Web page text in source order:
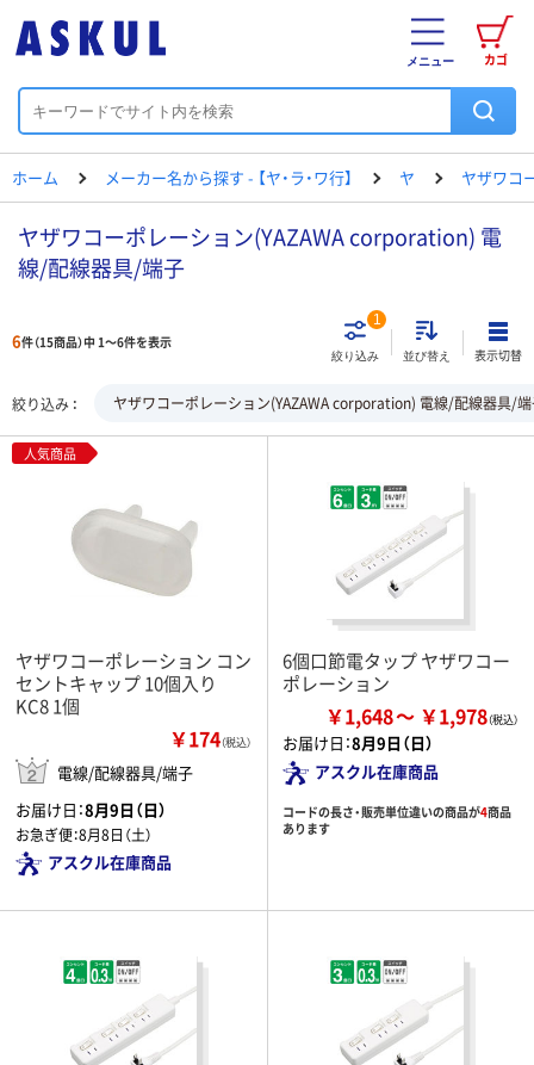
カゴ
メニュー
ホーム メーカー名から探す - 【ヤ・ラ・ワ行】 ヤ ヤザワコ
ヤザワコーポレーション(YAZAWA corporation) 電
線/配線器具/端子
6件（15商品）中 1～6件を表示
絞り込み
1
並び替え 表示切替
絞り込み ヤザワコーポレーション(YAZAWA corporation) 電線/配線器具/
人気商品
ヤザワコーポレーション コン
セントキャップ 10個入り
KC8 1個
￥174（税込）
電線/配線器具/端子
お届け日：8月9日（日）
お急ぎ便：8月8日（土）
アスクル在庫商品
6個口節電タップ ヤザワコー
ポレーション
￥1,648 ￥1,978
お届け日：8月9日（日）
アスクル在庫商品
コードの長さ・販売単位違いの商品が4商品
あります